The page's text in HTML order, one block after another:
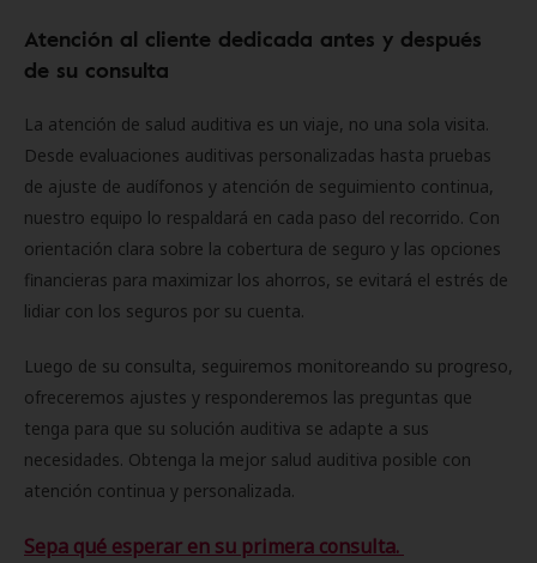
Atención al cliente dedicada antes y después
de su consulta
La atención de salud auditiva es un viaje, no una sola visita.
Desde evaluaciones auditivas personalizadas hasta pruebas
de ajuste de audífonos y atención de seguimiento continua,
nuestro equipo lo respaldará en cada paso del recorrido. Con
orientación clara sobre la cobertura de seguro y las opciones
financieras para maximizar los ahorros, se evitará el estrés de
lidiar con los seguros por su cuenta.
Luego de su consulta, seguiremos monitoreando su progreso,
ofreceremos ajustes y responderemos las preguntas que
tenga para que su solución auditiva se adapte a sus
necesidades. Obtenga la mejor salud auditiva posible con
atención continua y personalizada.
Sepa qué esperar en su primera consulta.